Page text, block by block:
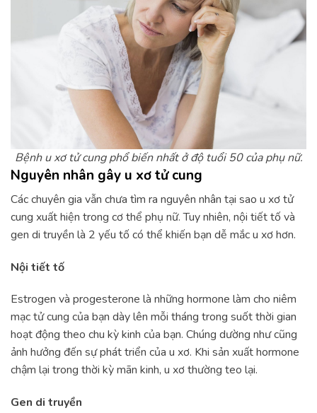
Bệnh u xơ tử cung phổ biến nhất ở độ tuổi 50 của phụ nữ.
Nguyên nhân gây u xơ tử cung
Các chuyên gia vẫn chưa tìm ra nguyên nhân tại sao u xơ tử
cung xuất hiện trong cơ thể phụ nữ. Tuy nhiên, nội tiết tố và
gen di truyền là 2 yếu tố có thể khiến bạn dễ mắc u xơ hơn.
Nội tiết tố
Estrogen và progesterone là những hormone làm cho niêm
mạc tử cung của bạn dày lên mỗi tháng trong suốt thời gian
hoạt động theo chu kỳ kinh của bạn. Chúng dường như cũng
ảnh hưởng đến sự phát triển của u xơ. Khi sản xuất hormone
chậm lại trong thời kỳ mãn kinh, u xơ thường teo lại.
Gen di truyền